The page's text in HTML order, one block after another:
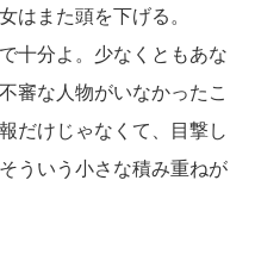
また頭を下げる。
十分よ。少なくともあな
審な人物がいなかったこ
だけじゃなくて、目撃し
ういう小さな積み重ねが